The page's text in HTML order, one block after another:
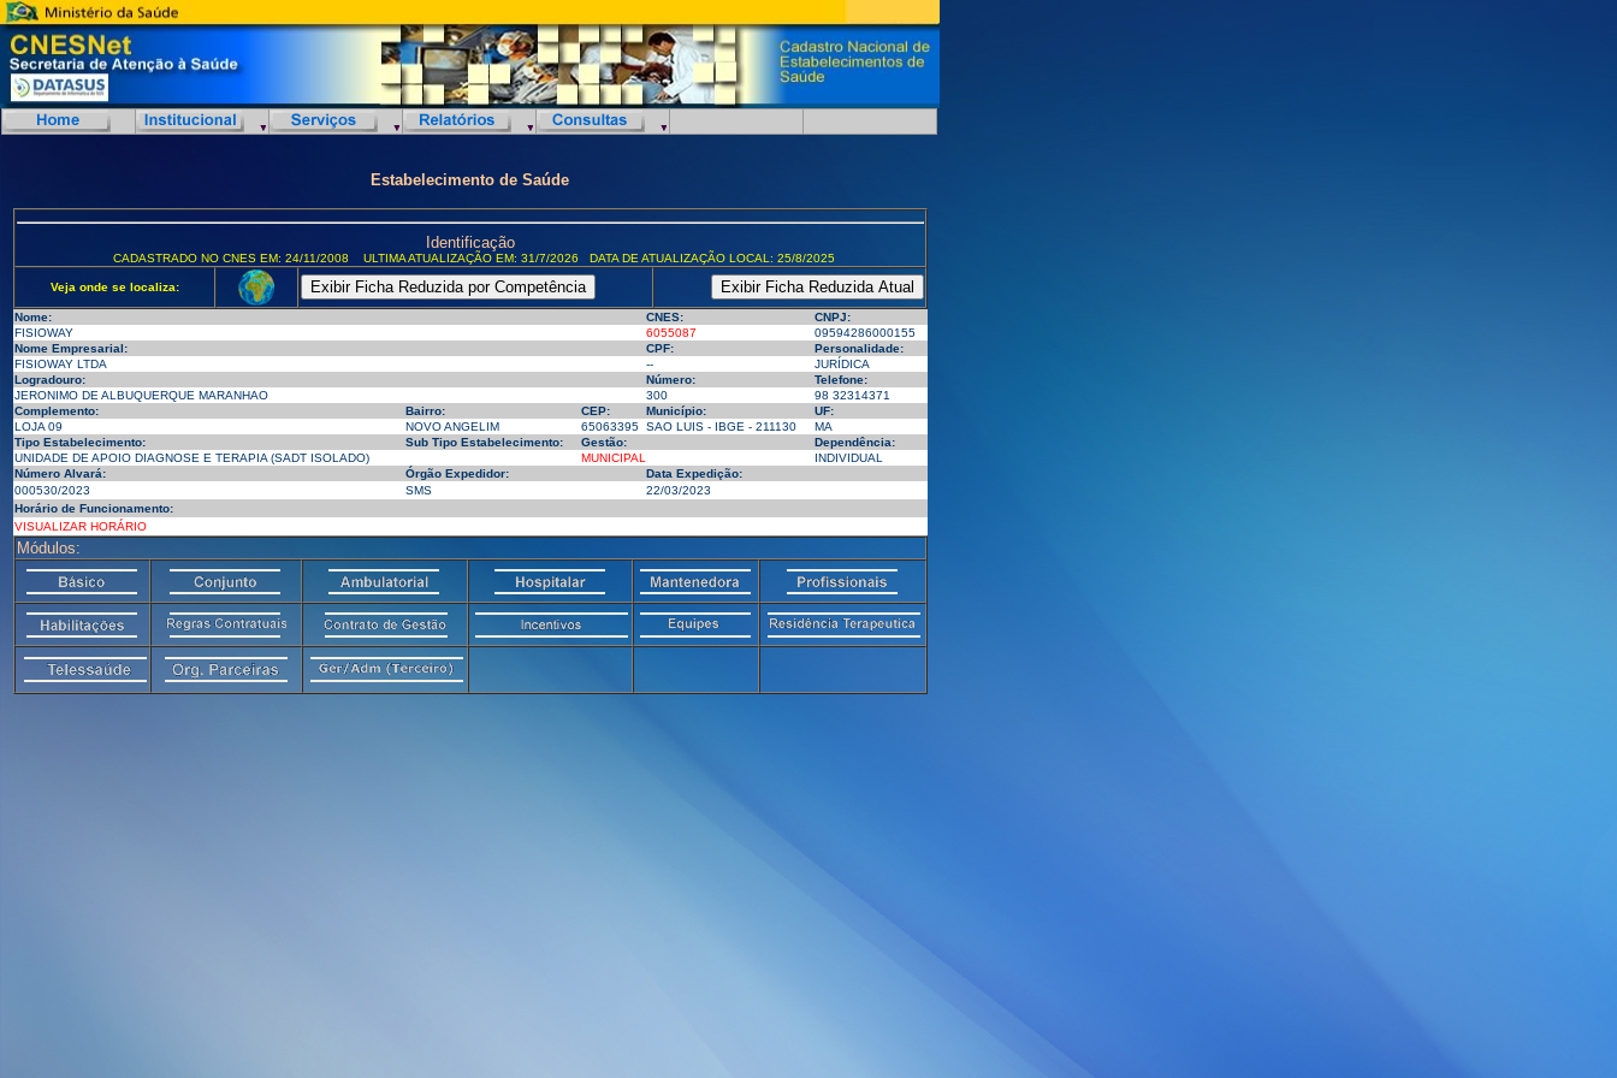
Estabelecimento de Saúde
Identificação
CADASTRADO NO CNES EM: 24/11/2008 ULTIMA ATUALIZAÇÃO EM: 31/7/2026 DATA DE ATUALIZAÇÃO LOCAL: 25/8/2025
Veja onde se localiza:
Nome: CNES:
CNPJ:
FISIOWAY
6055087
09594286000155
Nome Empresarial:
CPF:
Personalidade:
FISIOWAY LTDA
--
JURÍDICA
Logradouro:
Número:
Telefone:
JERONIMO DE ALBUQUERQUE MARANHAO
300
98 32314371
Complemento:
Bairro: CEP: Município:
UF:
LOJA 09
NOVO ANGELIM 65063395 SAO LUIS - IBGE - 211130
MA
Tipo Estabelecimento:
Sub Tipo Estabelecimento: Gestão:
Dependência:
UNIDADE DE APOIO DIAGNOSE E TERAPIA (SADT ISOLADO)
MUNICIPAL
INDIVIDUAL
Número Alvará:
Órgão Expedidor:
Data Expedição:
000530/2023
SMS
22/03/2023
Horário de Funcionamento:
VISUALIZAR HORÁRIO
Módulos: